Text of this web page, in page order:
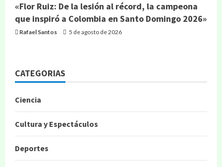
«Flor Ruiz: De la lesión al récord, la campeona
que inspiró a Colombia en Santo Domingo 2026»
Rafael Santos 5 de agosto de 2026
CATEGORIAS
Ciencia
Cultura y Espectáculos
Deportes